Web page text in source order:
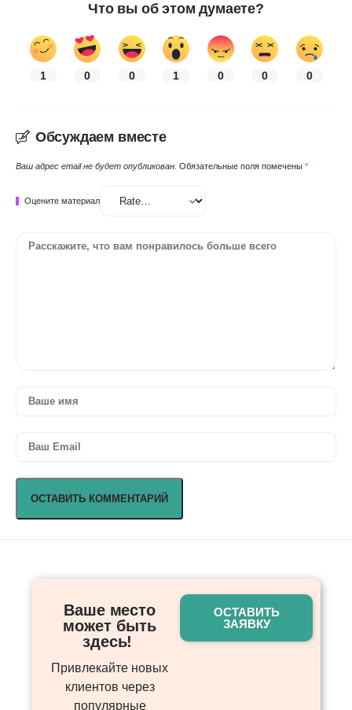
Что вы об этом думаете?
1 0 0 1 0 0 0
Обсуждаем вместе
Ваш адрес email не будет опубликован. Обязательные поля помечены *
Оцените материал
Ваше место
может быть
здесь! ​
Привлекайте новых
клиентов через
популярные
ОСТАВИТЬ
ЗАЯВКУ